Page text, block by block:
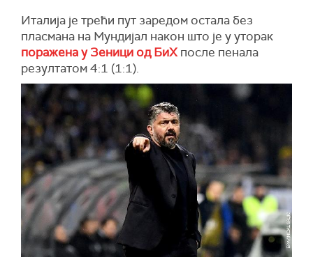
Италија је трећи пут заредом остала без
пласмана на Мундијал након што је у уторак
поражена у Зеници од БиХпосле пенала
резултатом 4:1 (1:1).